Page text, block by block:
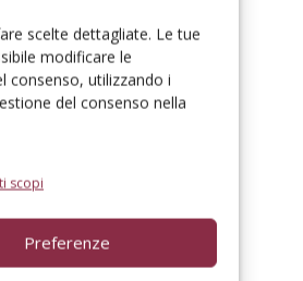
scelte dettagliate. Le tue
modificare le
consenso, utilizzando i
del consenso nella
scopi
Preferenze